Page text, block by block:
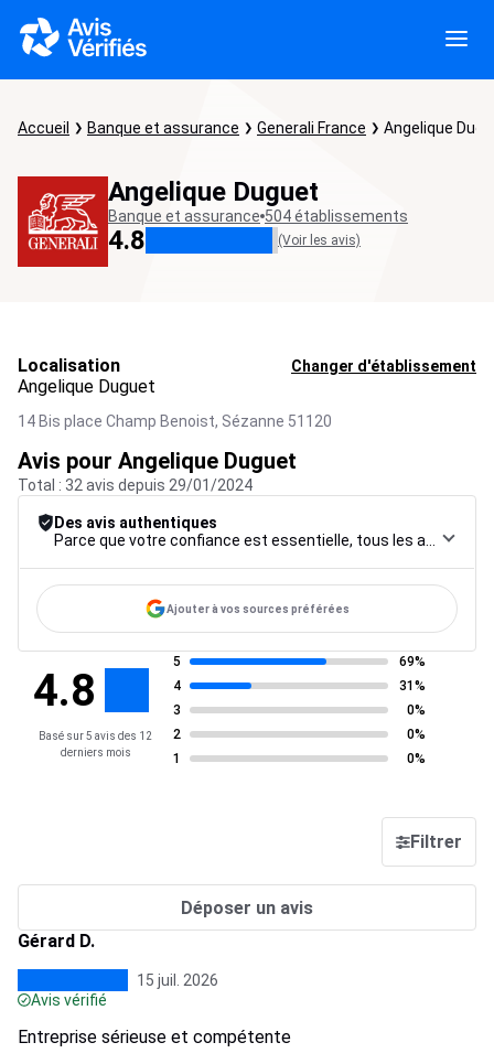
Accueil Banque et assurance Generali France Angelique
Angelique Duguet
Banque et assurance 504 établissements
4.8 (Voir les avis)
Localisation Changer d'établissement
Angelique Duguet
14 Bis place Champ Benoist, Sézanne 51120
Avis pour Angelique Duguet
Total : 32 avis depuis 29/01/2024
Des avis authentiques
Ajouter à vos sources préférées
4.8
Basé sur 5 avis des 12
derniers mois
5
69%
4
31%
3
0%
2
0%
1
0%
Filtrer
Déposer un avis
Gérard D.
15 juil. 2026
Avis vérifié
Entreprise sérieuse et compétente